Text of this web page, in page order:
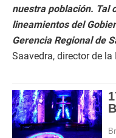
nuestra población. Tal
lineamientos del
Gerencia Regional de
Saavedra, director de la